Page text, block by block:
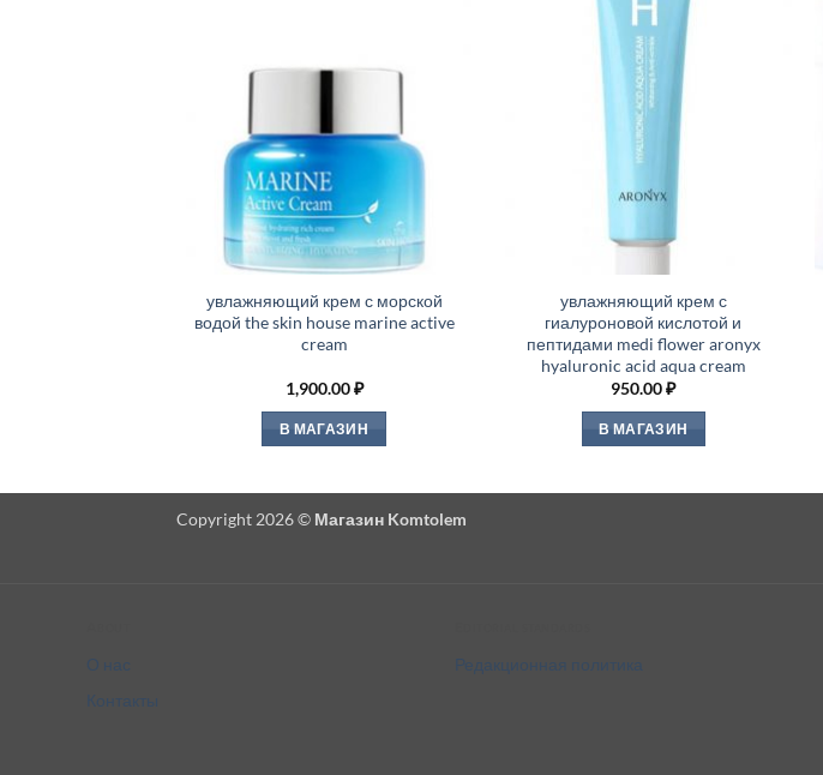
увлажняющий крем с морской
водой the skin house marine active
cream
1,900.00₽
В МАГАЗИН
увлажняющий крем с
гиалуроновой кислотой и
пептидами medi flower aronyx
hyaluronic acid aqua cream
950.00₽
В МАГАЗИН
Copyright 2026 © Магазин Komtolem
О нас
Контакты
Редакционная политика